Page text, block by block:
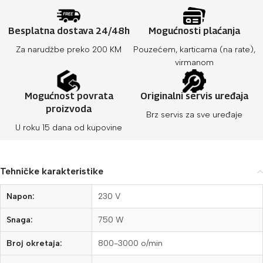
Besplatna dostava 24/48h
Za narudžbe preko 200 KM
Mogućnosti plaćanja
Pouzećem, karticama (na rate),
virmanom
Mogućnost povrata
proizvoda
U roku 15 dana od kupovine
Originalni servis uređaja
Brz servis za sve uređaje
Tehničke karakteristike
Napon: 230 V
Snaga: 750 W
Broj okretaja: 800-3000 o/min